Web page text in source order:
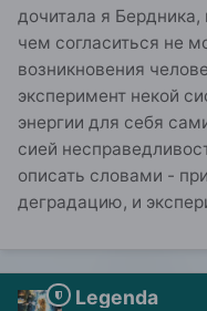
дочитала я
чем согласиться не
возникновения
эксперимент некой
энергии для себя
сией
описать словами -
деградацию, и
Legenda